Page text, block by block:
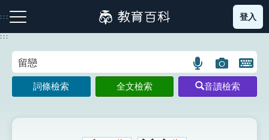
到
主
:::
注音索引圖示 筆畫索引圖示 部首索引表圖示
登入
:::
語
言
搜
圖
片
搜
開
鍵
圖
詞條檢索 全文檢索 音讀檢索